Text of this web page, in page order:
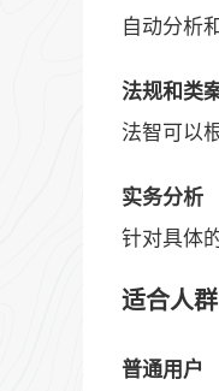
自动分析
法规和类
法智可以
实务分析
针对具体
适合人群
普通用户